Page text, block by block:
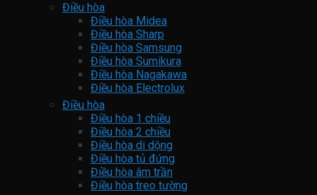
Điều hòa
Điều hòa Midea
Điều hòa Sharp
Điều hòa Samsung
Điều hòa Sumikura
Điều hòa Nagakawa
Điều hòa Electrolux
Điều hòa
Điều hòa 1 chiều
Điều hòa 2 chiều
Điều hòa di dộng
Điều hòa tủ đứng
Điều hòa âm trần
Điều hòa treo tường